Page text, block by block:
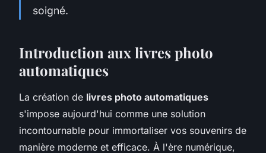
soigné.
Introduction aux livres photo
automatiques
La création de livres photo automatiques
s'impose aujourd'hui comme une solution
incontournable pour immortaliser vos souvenirs de
manière moderne et efficace. À l'ère numérique,